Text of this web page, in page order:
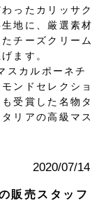
ったカリッサク
地に、厳選素材
チーズクリーム
ます。
スカルポーネチ
ンドセレクショ
受賞した名物タ
リアの高級マス
2020/07/14
販売スタッフ